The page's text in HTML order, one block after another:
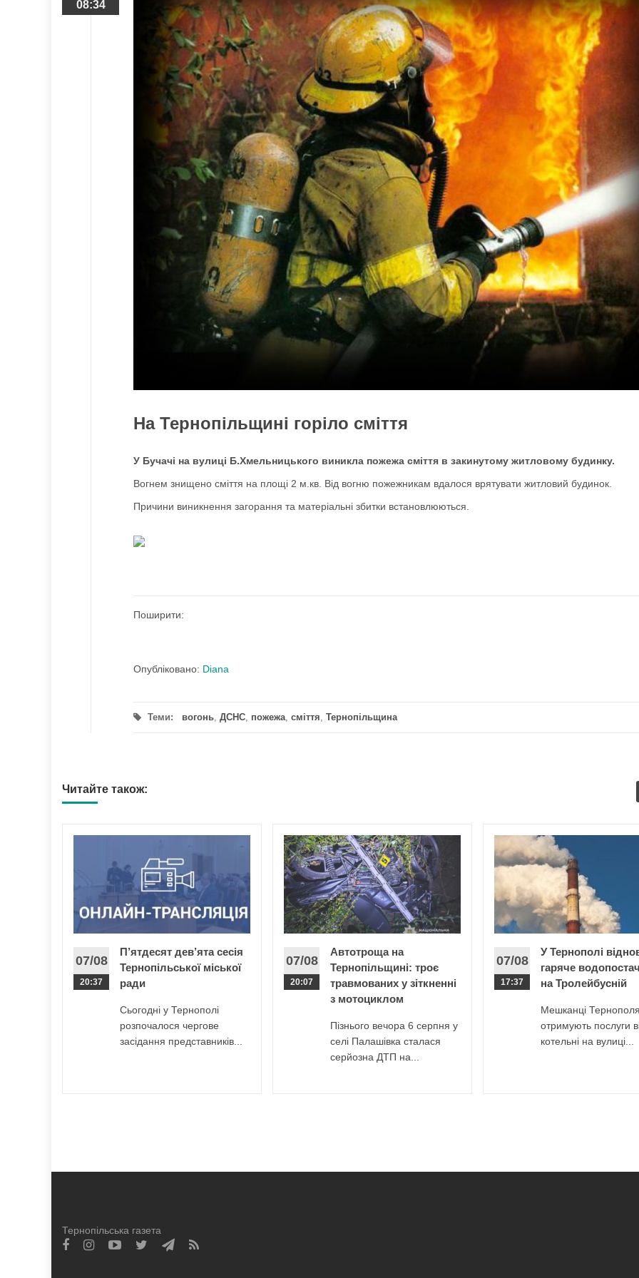
08:34
На Тернопільщині горіло сміття
У Бучачі на вулиці Б.Хмельницького виникла пожежа сміття в закинутому житловому будинку.
Вогнем знищено сміття на площі 2 м.кв. Від вогню пожежникам вдалося врятувати житловий будинок.
Причини виникнення загорання та матеріальні збитки встановлюються.
Поширити:
Опубліковано: Diana
Теми: вогонь, ДСНС, пожежа, сміття, Тернопільщина
Читайте також:
07/08
20:37
П’ятдесят дев’ята сесія
Тернопільської міської
ради
Сьогодні у Тернополі
розпочалося чергове
засідання представників...
07/08
20:07
Автотроща на
Тернопільщині: троє
травмованих у зіткненні
з мотоциклом
Пізнього вечора 6 серпня у
селі Палашівка сталася
серйозна ДТП на...
07/08
17:37
У Тернополі
гаряче
на Тролейбусній
Мешканці
отримують послуги
котельні на вулиці...
Тернопільська газета